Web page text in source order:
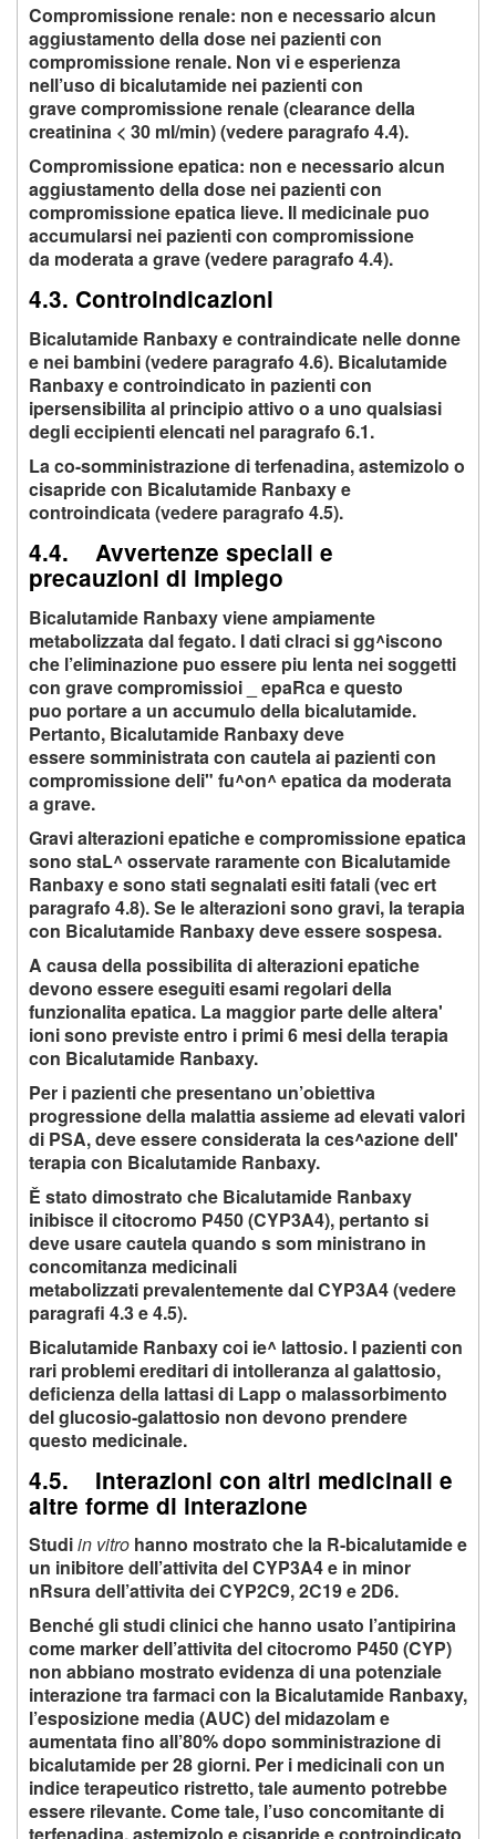
Compromissione renale: non e necessario alcun
aggiustamento della dose nei pazienti con
compromissione renale. Non vi e esperienza
nell’uso di bicalutamide nei pazienti con
grave compromissione renale (clearance della
creatinina < 30 ml/min) (vedere paragrafo 4.4).
Compromissione epatica: non e necessario alcun
aggiustamento della dose nei pazienti con
compromissione epatica lieve. Il medicinale puo
accumularsi nei pazienti con compromissione
da moderata a grave (vedere paragrafo 4.4).
4.3. Controindicazioni
Bicalutamide Ranbaxy e contraindicate nelle donne
e nei bambini (vedere paragrafo 4.6). Bicalutamide
Ranbaxy e controindicato in pazienti con
ipersensibilita al principio attivo o a uno qualsiasi
degli eccipienti elencati nel paragrafo 6.1.
La co-somministrazione di terfenadina, astemizolo o
cisapride con Bicalutamide Ranbaxy e
controindicata (vedere paragrafo 4.5).
4.4. Avvertenze speciali e
precauzioni di impiego
Bicalutamide Ranbaxy viene ampiamente
metabolizzata dal fegato. I dati clraci si gg^iscono
che l’eliminazione puo essere piu lenta nei soggetti
con grave compromissioi _ epaRca e questo
puo portare a un accumulo della bicalutamide.
Pertanto, Bicalutamide Ranbaxy deve
essere somministrata con cautela ai pazienti con
compromissione deli" fu^on^ epatica da moderata
a grave.
Gravi alterazioni epatiche e compromissione epatica
sono staL^ osservate raramente con Bicalutamide
Ranbaxy e sono stati segnalati esiti fatali (vec ert
paragrafo 4.8). Se le alterazioni sono gravi, la terapia
con Bicalutamide Ranbaxy deve essere sospesa.
A causa della possibilita di alterazioni epatiche
devono essere eseguiti esami regolari della
funzionalita epatica. La maggior parte delle altera'
ioni sono previste entro i primi 6 mesi della terapia
con Bicalutamide Ranbaxy.
Per i pazienti che presentano un’obiettiva
progressione della malattia assieme ad elevati valori
di PSA, deve essere considerata la ces^azione dell'
terapia con Bicalutamide Ranbaxy.
Ě stato dimostrato che Bicalutamide Ranbaxy
inibisce il citocromo P450 (CYP3A4), pertanto si
deve usare cautela quando s som ministrano in
concomitanza medicinali
metabolizzati prevalentemente dal CYP3A4 (vedere
paragrafi 4.3 e 4.5).
Bicalutamide Ranbaxy coi ie^ lattosio. I pazienti con
rari problemi ereditari di intolleranza al galattosio,
deficienza della lattasi di Lapp o malassorbimento
del glucosio-galattosio non devono prendere
questo medicinale.
4.5. Interazioni con altri medicinali e
altre forme di interazione
Studiin vitro hanno mostrato che la R-bicalutamide e
un inibitore dell’attivita del CYP3A4 e in minor
nRsura dell’attivita dei CYP2C9, 2C19 e 2D6.
Benché gli studi clinici che hanno usato l’antipirina
come marker dell’attivita del citocromo P450 (CYP)
non abbiano mostrato evidenza di una potenziale
interazione tra farmaci con la Bicalutamide Ranbaxy,
l’esposizione media (AUC) del midazolam e
aumentata fino all’80% dopo somministrazione di
bicalutamide per 28 giorni. Per i medicinali con un
indice terapeutico ristretto, tale aumento potrebbe
essere rilevante. Come tale, l’uso concomitante di